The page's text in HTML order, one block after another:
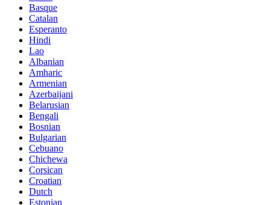
Basque
Catalan
Esperanto
Hindi
Lao
Albanian
Amharic
Armenian
Azerbaijani
Belarusian
Bengali
Bosnian
Bulgarian
Cebuano
Chichewa
Corsican
Croatian
Dutch
Estonian